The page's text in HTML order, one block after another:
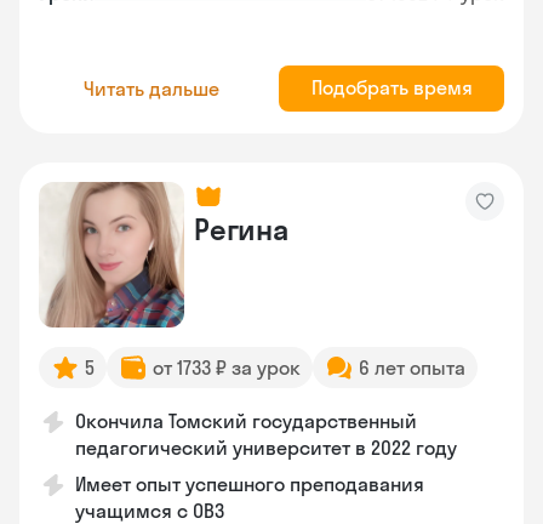
Читать дальше Подобрать время
Регина
5 от 1733 ₽ за урок 6 лет опыта
Окончила Томский государственный
педагогический университет в 2022 году
Имеет опыт успешного преподавания
учащимся с ОВЗ